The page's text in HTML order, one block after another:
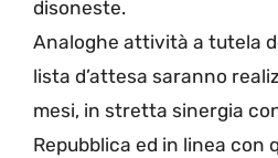
disoneste.
Analoghe attività a tutela
lista d’attesa saranno
mesi, in stretta sinergia
Repubblica ed in linea con